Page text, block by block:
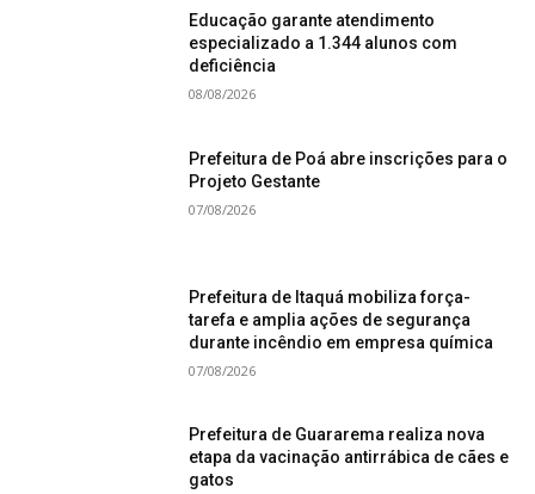
Educação garante atendimento
especializado a 1.344 alunos com
deficiência
08/08/2026
Prefeitura de Poá abre inscrições para o
Projeto Gestante
07/08/2026
Prefeitura de Itaquá mobiliza força-
tarefa e amplia ações de segurança
durante incêndio em empresa química
07/08/2026
Prefeitura de Guararema realiza nova
etapa da vacinação antirrábica de cães e
gatos